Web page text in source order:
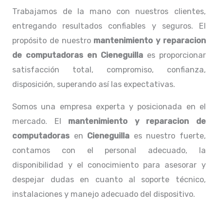
Trabajamos de la mano con nuestros clientes,
entregando resultados confiables y seguros. El
propósito de nuestro mantenimiento y reparacion
de computadoras en Cieneguillaes proporcionar
satisfacción total, compromiso, confianza,
disposición, superando así las expectativas.
Somos una empresa experta y posicionada en el
mercado. El mantenimiento y reparacion de
computadoras en Cieneguilla es nuestro fuerte,
contamos con el personal adecuado, la
disponibilidad y el conocimiento para asesorar y
despejar dudas en cuanto al soporte técnico,
instalaciones y manejo adecuado del dispositivo.